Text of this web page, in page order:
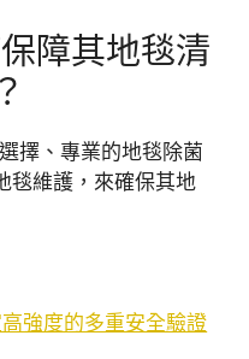
障其地毯清
擇、專業的地毯除菌
毯維護，來確保其地
強度的多重安全驗證